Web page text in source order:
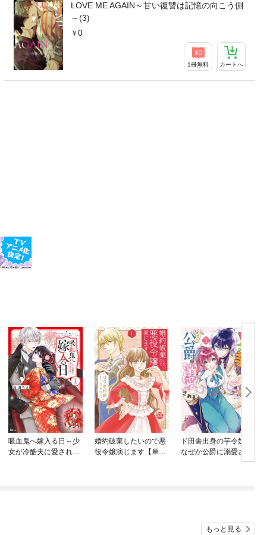
LOVE ME AGAIN～甘い復讐は記憶の向こう側
～(3)
0
1冊無料 カートへ
吸血鬼へ嫁入る日～少
女が冷酷夫に愛された
婚約破棄したいので悪
役令嬢演じます【単行
ド田舎出身の芋令嬢、
なぜか公爵に溺愛され
もっと見る